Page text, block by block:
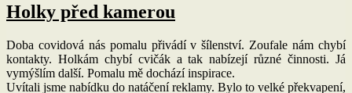
strakáčů
2021
Holky před kamerou
Doba covidová nás pomalu přivádí v šílenství. Zoufale nám chybí
kontakty. Holkám chybí cvičák a tak nabízejí různé činnosti. Já
vymýšlím další. Pomalu mě dochází inspirace.
Uvítali jsme nabídku do natáčení reklamy. Bylo to velké překvapení,